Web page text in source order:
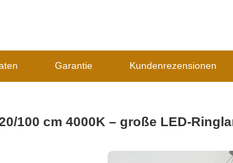
Garantie Kundenrezensionen
100 cm 4000K – große LED-